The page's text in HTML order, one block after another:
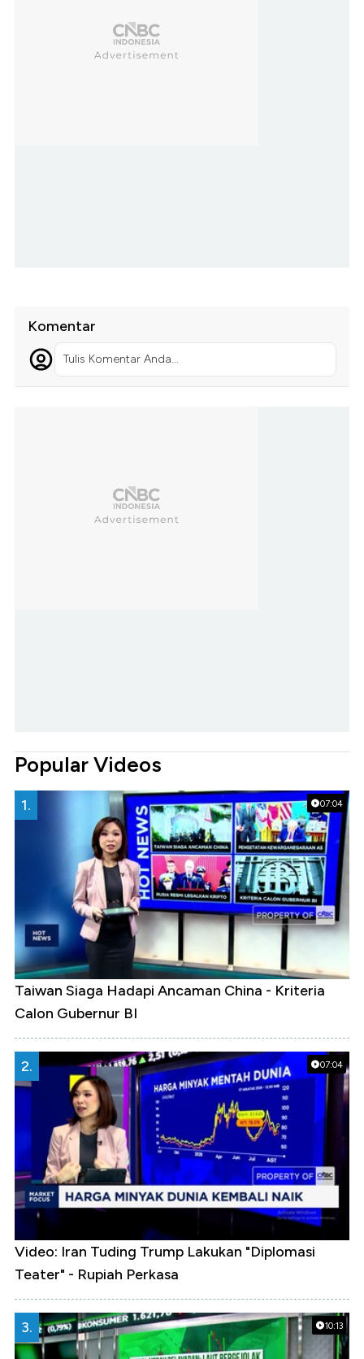
Komentar
Tulis Komentar Anda...
Popular Videos
07:04
1.
Taiwan Siaga Hadapi Ancaman China - Kriteria
Calon Gubernur BI
07:04
2.
Video: Iran Tuding Trump Lakukan "Diplomasi
Teater" - Rupiah Perkasa
10:13
3.